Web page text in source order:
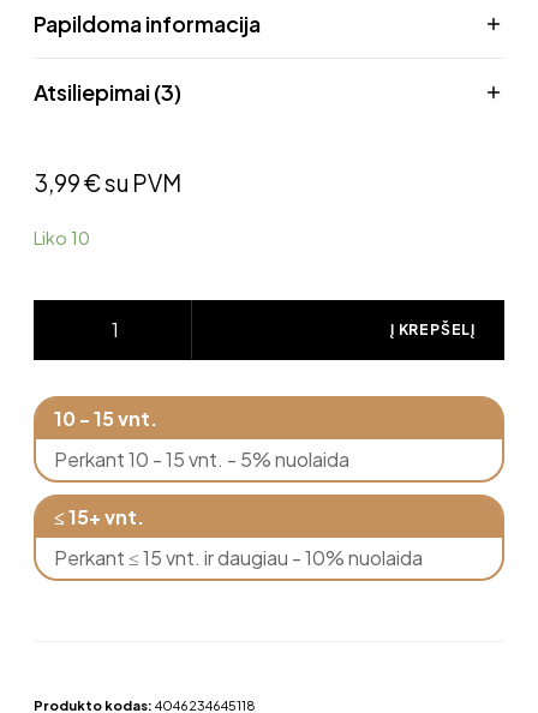
Papildoma informacija
Atsiliepimai (3)
3,99€su PVM
Liko 10
Į KREPŠELĮ
10 - 15 vnt.
Perkant 10 - 15 vnt. - 5% nuolaida
≤ 15+ vnt.
Perkant ≤ 15 vnt. ir daugiau - 10% nuolaida
Produkto kodas: 4046234645118